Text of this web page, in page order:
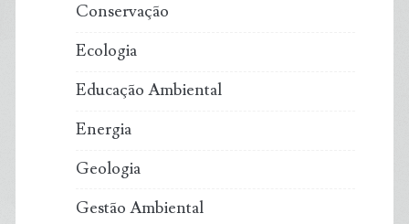
Conservação
Ecologia
Educação Ambiental
Energia
Geologia
Gestão Ambiental